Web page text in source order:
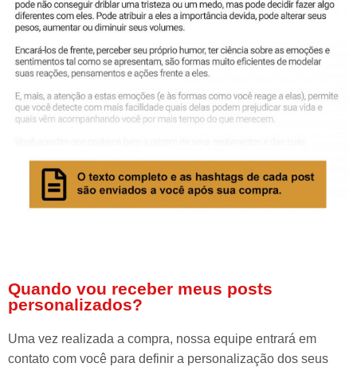
Quando vou receber meus posts
personalizados?
Uma vez realizada a compra, nossa equipe entrará em
contato com você para definir a personalização dos seus